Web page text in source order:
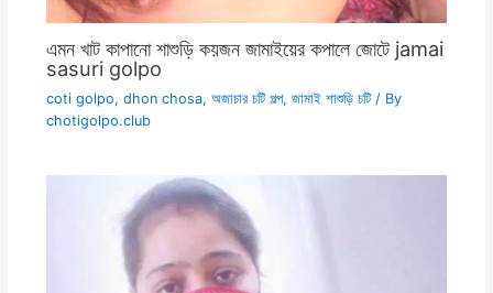
এমন খাট কাপানো শাশুড়ি কয়জন জামাইয়ের কপালে জোটে jamai
sasuri golpo
coti golpo, dhon chosa, অজাচার চটি গল্প, জামাই শাশুড়ি চটি/ By
chotigolpo.club